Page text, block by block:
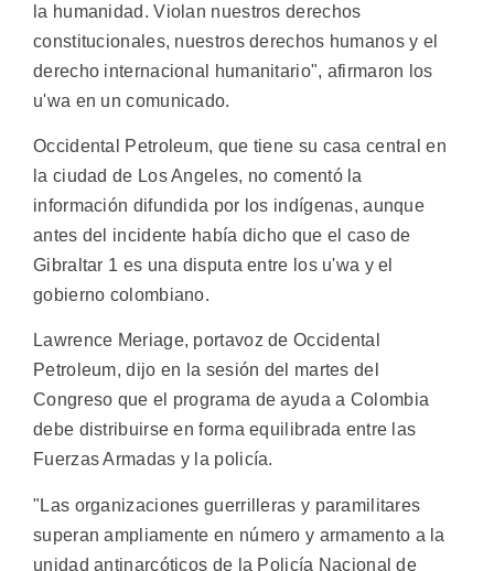
la humanidad. Violan nuestros derechos
constitucionales, nuestros derechos humanos y el
derecho internacional humanitario", afirmaron los
u'wa en un comunicado.
Occidental Petroleum, que tiene su casa central en
la ciudad de Los Angeles, no comentó la
información difundida por los indígenas, aunque
antes del incidente había dicho que el caso de
Gibraltar 1 es una disputa entre los u'wa y el
gobierno colombiano.
Lawrence Meriage, portavoz de Occidental
Petroleum, dijo en la sesión del martes del
Congreso que el programa de ayuda a Colombia
debe distribuirse en forma equilibrada entre las
Fuerzas Armadas y la policía.
"Las organizaciones guerrilleras y paramilitares
superan ampliamente en número y armamento a la
unidad antinarcóticos de la Policía Nacional de